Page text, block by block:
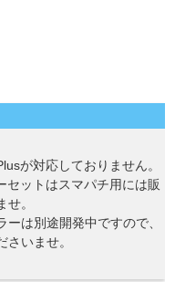
が対応しておりません。
セットはスマパチ用には販
。
は別途開発中ですので、
いませ。